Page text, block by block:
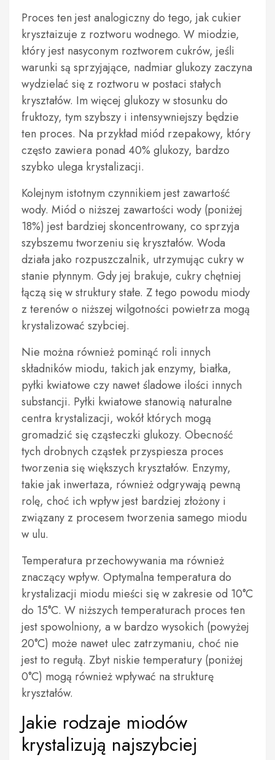
Proces ten jest analogiczny do tego, jak cukier
krysztaizuje z roztworu wodnego. W miodzie,
który jest nasyconym roztworem cukrów, jeśli
warunki są sprzyjające, nadmiar glukozy zaczyna
wydzielać się z roztworu w postaci stałych
kryształów. Im więcej glukozy w stosunku do
fruktozy, tym szybszy i intensywniejszy będzie
ten proces. Na przykład miód rzepakowy, który
często zawiera ponad 40% glukozy, bardzo
szybko ulega krystalizacji.
Kolejnym istotnym czynnikiem jest zawartość
wody. Miód o niższej zawartości wody (poniżej
18%) jest bardziej skoncentrowany, co sprzyja
szybszemu tworzeniu się kryształów. Woda
działa jako rozpuszczalnik, utrzymując cukry w
stanie płynnym. Gdy jej brakuje, cukry chętniej
łączą się w struktury stałe. Z tego powodu miody
z terenów o niższej wilgotności powietrza mogą
krystalizować szybciej.
Nie można również pominąć roli innych
składników miodu, takich jak enzymy, białka,
pyłki kwiatowe czy nawet śladowe ilości innych
substancji. Pyłki kwiatowe stanowią naturalne
centra krystalizacji, wokół których mogą
gromadzić się cząsteczki glukozy. Obecność
tych drobnych cząstek przyspiesza proces
tworzenia się większych kryształów. Enzymy,
takie jak inwertaza, również odgrywają pewną
rolę, choć ich wpływ jest bardziej złożony i
związany z procesem tworzenia samego miodu
w ulu.
Temperatura przechowywania ma również
znaczący wpływ. Optymalna temperatura do
krystalizacji miodu mieści się w zakresie od 10°C
do 15°C. W niższych temperaturach proces ten
jest spowolniony, a w bardzo wysokich (powyżej
20°C) może nawet ulec zatrzymaniu, choć nie
jest to regułą. Zbyt niskie temperatury (poniżej
0°C) mogą również wpływać na strukturę
kryształów.
Jakie rodzaje miodów
krystalizują najszybciej